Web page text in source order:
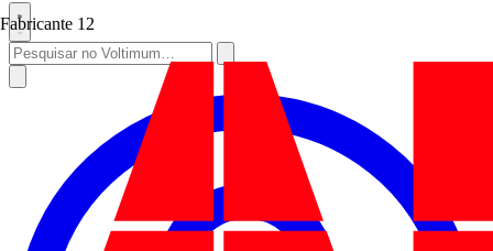
Fabricante 12